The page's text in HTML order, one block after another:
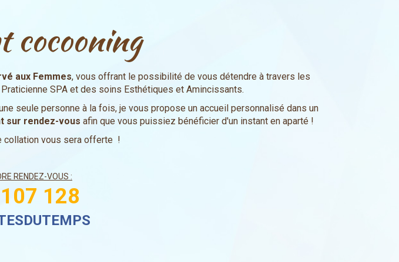
cocooning
aux Femmes, vous offrant le possibilité de vous détendre à travers les
SPA et des soins Esthétiques et Amincissants.
seule personne à la fois, je vous propose un accueil personnalisé dans un
sur rendez-vous afin que vous puissiez bénéficier d'un instant en aparté !
collation vous sera offerte !
RENDEZ-VOUS :
128